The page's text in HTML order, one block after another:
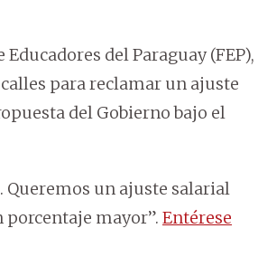
del Paraguay (FEP),
para reclamar un ajuste
del Gobierno bajo el
Queremos un ajuste salarial
porcentaje mayor”. Entérese